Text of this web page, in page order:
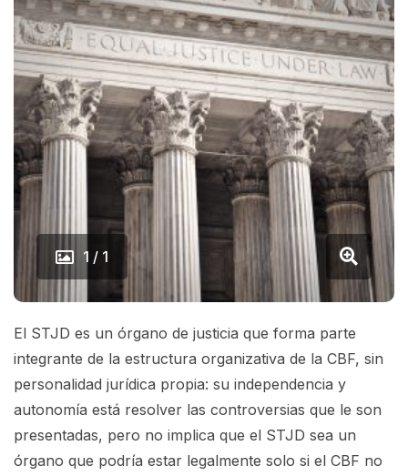
1 / 1
El STJD es un órgano de justicia que forma parte
integrante de la estructura organizativa de la CBF, sin
personalidad jurídica propia: su independencia y
autonomía está resolver las controversias que le son
presentadas, pero no implica que el STJD sea un
órgano que podría estar legalmente solo si el CBF no